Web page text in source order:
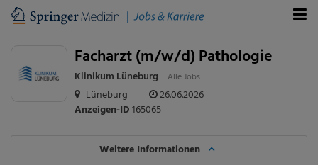
Facharzt (m/w/d) Pathologie
Klinikum Lüneburg Alle Jobs
Lüneburg
26.06.2026
Anzeigen-ID165065
Weitere Informationen